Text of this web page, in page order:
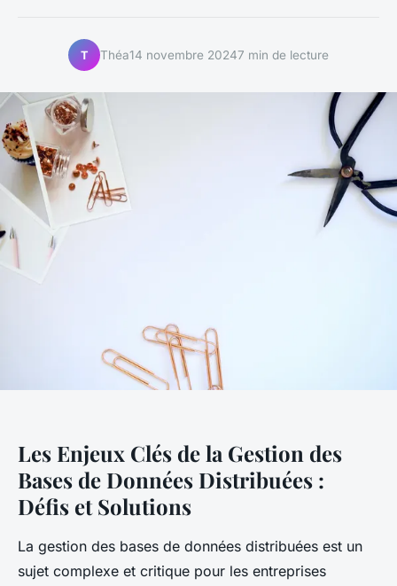
T Théa14 novembre 20247 min de lecture
Les Enjeux Clés de la Gestion des
Bases de Données Distribuées :
Défis et Solutions
La gestion des bases de données distribuées est un
sujet complexe et critique pour les entreprises